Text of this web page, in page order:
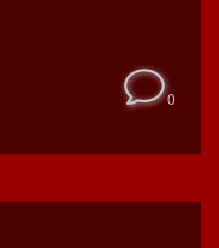
0